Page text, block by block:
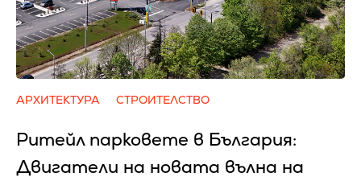
АРХИТЕКТУРА СТРОИТЕЛСТВО
Ритейл парковете в България:
Двигатели на новата вълна на